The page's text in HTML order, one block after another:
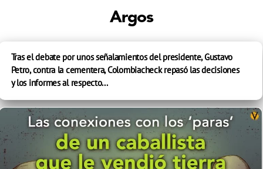
Argos
Tras el debate por unos señalamientos del presidente, Gustavo
Petro, contra la cementera, Colombiacheck repasó las decisiones
y los informes al respecto...